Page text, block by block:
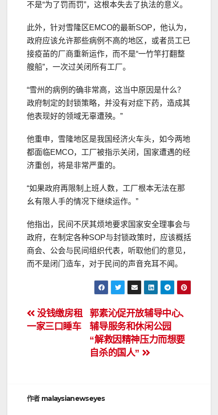
不是“为了罚而罚”，这根本失去了执法的意义。
此外，针对雪隆区EMCO的最新SOP，他认为，
政府应该允许那些病例不高的地区，或者员工已
接疫苖的厂商重新运作，而不是“一竹竿打翻整
艘船”，一次过关闭所有工厂。
“雪州的病例的确非常高，这当中原因是什么？
政府制定的封锁策略，并没有对症下药，造成其
他表现好的领域无辜遭殃。”
他重申，雪隆地区是我国经济火车头，如今两地
都面临EMCO，工厂被指示关闭，国家遭遇的经
济重创，将是非常严重的。
“如果政府再限制上班人数，工厂根本无法在那
幺有限人手的情况下继续运作。”
他指出，民间不厌其烦地要求国家安全理事会与
政府，在制定各种SOP与封锁政策时，应该概括
商会、公会与民间组织代表，听取他们的意见，
而不是闭门造车，对于民间的声音充耳不闻。
文
章
郭素沁促开放辅导中心、
辅导服务和休闲公园
“解救因精神压力而想要
自杀的国人”
没钱缴房租
一家三口睡车
作者 malaysianewseyes